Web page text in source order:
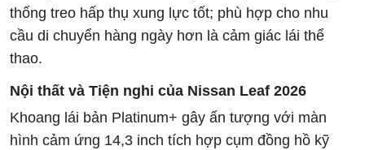
thống treo hấp thụ xung lực tốt; phù hợp cho nhu
cầu di chuyển hàng ngày hơn là cảm giác lái thể
thao.
Nội thất và Tiện nghi của Nissan Leaf 2026
Khoang lái bản Platinum+ gây ấn tượng với màn
hình cảm ứng 14,3 inch tích hợp cụm đồng hồ kỹ